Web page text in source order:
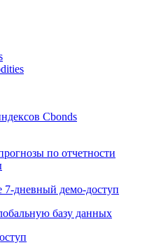
Cbonds
по отчетности
7-дневный демо-доступ
базу данных